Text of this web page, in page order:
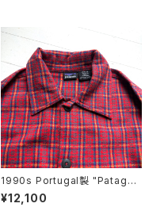
1990s Portugal製 "Patagon
ia" kid's heavy flannel shir
t
¥12,100